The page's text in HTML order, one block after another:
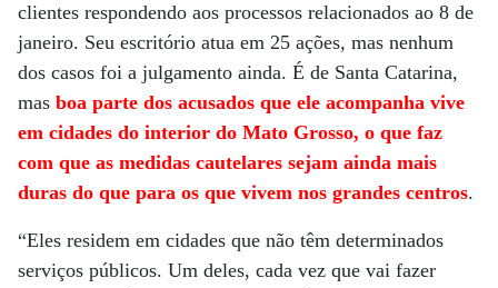
clientes respondendo aos processos relacionados ao 8 de
janeiro. Seu escritório atua em 25 ações, mas nenhum
dos casos foi a julgamento ainda. É de Santa Catarina,
mas boa parte dos acusados que ele acompanha vive
em cidades do interior do Mato Grosso, o que faz
com que as medidas cautelares sejam ainda mais
duras do que para os que vivem nos grandes centros.
“Eles residem em cidades que não têm determinados
serviços públicos. Um deles, cada vez que vai fazer